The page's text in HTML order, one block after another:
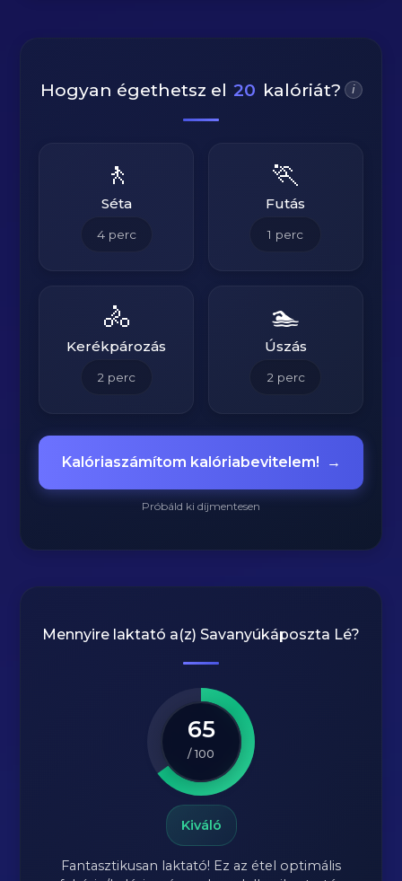
Hogyan égethetsz el 20 kalóriát? i
🚶
Séta
4perc
🏃
Futás
1 perc
🚴
Kerékpározás
2 perc
🏊
Úszás
2 perc
Kalóriaszámítom kalóriabevitelem! →
Próbáld ki díjmentesen
Mennyire laktató a(z) Savanyúkáposzta Lé?
65
/ 100
Kiváló
Fantasztikusan laktató! Ez az étel optimális